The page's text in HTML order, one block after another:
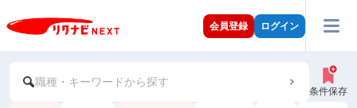
会員登録 ログイン
職種・キーワードから探す
条件保存